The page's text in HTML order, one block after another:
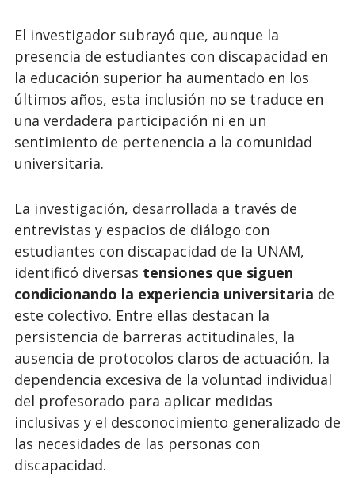
El investigador subrayó que, aunque la
presencia de estudiantes con discapacidad en
la educación superior ha aumentado en los
últimos años, esta inclusión no se traduce en
una verdadera participación ni en un
sentimiento de pertenencia a la comunidad
universitaria.
La investigación, desarrollada a través de
entrevistas y espacios de diálogo con
estudiantes con discapacidad de la UNAM,
identificó diversas tensiones que siguen
condicionando la experiencia universitaria de
este colectivo. Entre ellas destacan la
persistencia de barreras actitudinales, la
ausencia de protocolos claros de actuación, la
dependencia excesiva de la voluntad individual
del profesorado para aplicar medidas
inclusivas y el desconocimiento generalizado de
las necesidades de las personas con
discapacidad.